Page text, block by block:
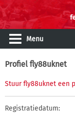
Menu
Profiel fly88uknet
Stuur fly88uknet een
Registratiedatum: